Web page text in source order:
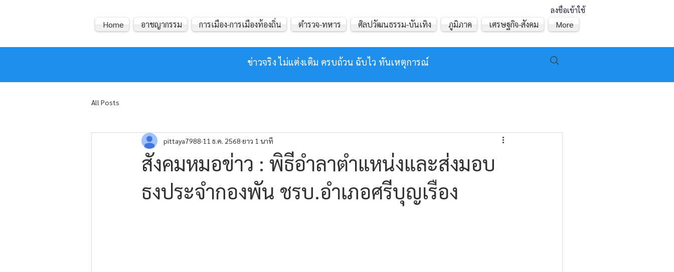
ลงชื่อเข้าใช้
ข่าวจริง ไม่แต่งเติม ครบถ้วน ฉับไว ทันเหตุการณ์
Home อาชญากรรม การเมือง-การเมืองท้องถิ่น ตำรวจ-ทหาร ศิลปวัฒนธรรม-บันเทิง ภูมิภาค เศรษฐกิจ-สังคม More
All Posts
สังคมหมอข่าว : พิธีอำลาตำแหน่งและส่งมอบ
ธงประจำกองพัน ชรบ.อำเภอศรีบุญเรือง
pittaya7988 11 ธ.ค. 2568 ยาว 1 นาที